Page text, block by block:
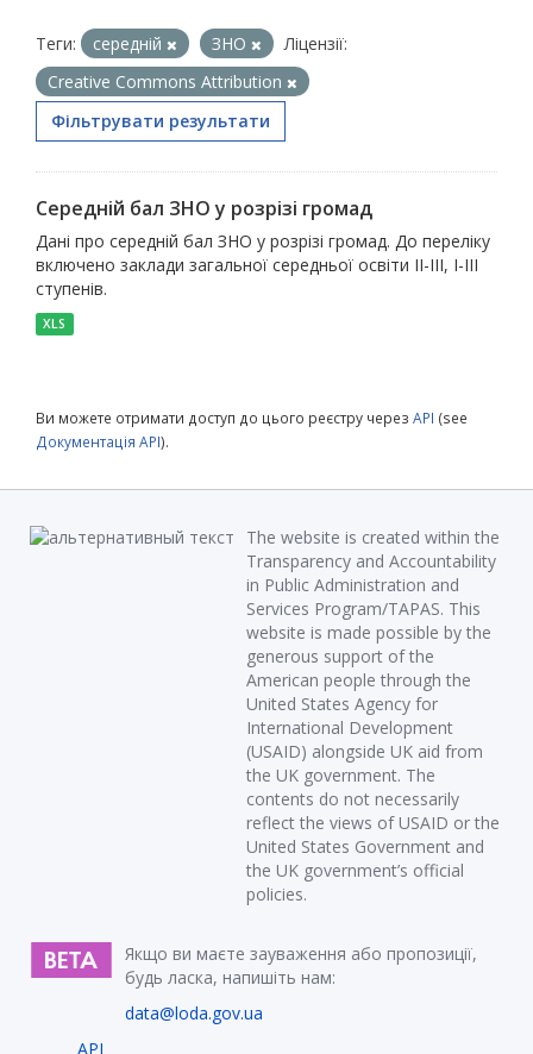
Теги: середній ЗНО
Ліцензії:
Creative Commons Attribution
Фільтрувати результати
Середній бал ЗНО у розрізі громад
Дані про середній бал ЗНО у розрізі громад. До переліку
включено заклади загальної середньої освіти ІІ-ІІІ, І-ІІІ
ступенів.
XLS
Ви можете отримати доступ до цього реєстру через API (see
Документація API).
The website is created within the
Transparency and Accountability
in Public Administration and
Services Program/TAPAS. This
website is made possible by the
generous support of the
American people through the
United States Agency for
International Development
(USAID) alongside UK aid from
the UK government. The
contents do not necessarily
reflect the views of USAID or the
United States Government and
the UK government’s official
policies.
Якщо ви маєте зауваження або пропозиції,
будь ласка, напишіть нам:
data@loda.gov.ua
API